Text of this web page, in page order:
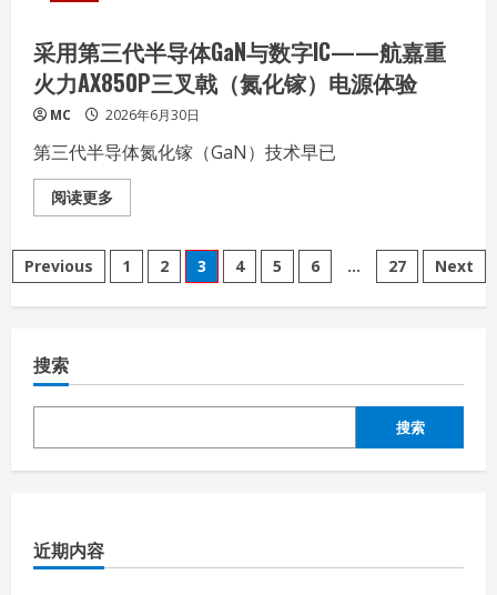
手
实
战
采用第三代半导体GaN与数字IC——航嘉重
火力AX850P三叉戟（氮化镓）电源体验
MC 2026年6月30日
第三代半导体氮化镓（GaN）技术早已
阅读更多Read
more
用
第
三
代
与
字
——
嘉
叉
文
章
分
页
Previous 1 2 3 4 5 6 … 27 Next
搜索
搜索
近期内容